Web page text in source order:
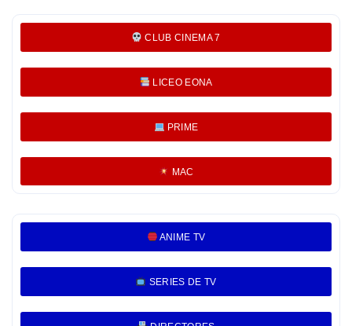
CLUB CINEMA 7
LICEO EONA
PRIME
MAC
ANIME TV
SERIES DE TV